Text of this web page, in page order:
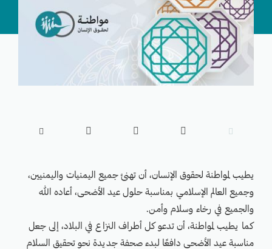





يطيب لمواطنة لحقوق الإنسان، أن تهنئ جميع اليمنيات واليمنيين،
وجميع العالم الإسلامي بمناسبة حلول عيد الأضحى، أعاده الله
والجميع في رخاء وسلام وأمن.
كما يطيب لمواطنة، أن تدعو كل أطراف النزاع في البلاد، إلى جعل
مناسبة عيد الأضحى دافعًا لبدء صحفة جديدة نحو تحقيق السلام